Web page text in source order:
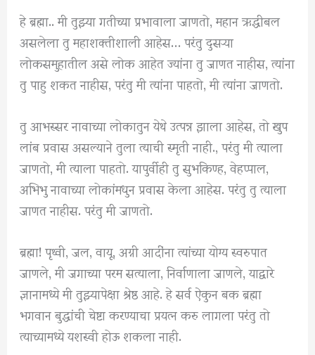
हे ब्रह्मा.. मी तुझ्या गतीच्या प्रभावाला जाणतो, महान ऋद्धीबल
असलेला तु महाशक्तीशाली आहेस… परंतु दुसऱ्या
लोकसमुहातील असे लोक आहेत ज्यांना तु जाणत नाहीस, त्यांना
तु पाहु शकत नाहीस, परंतु मी त्यांना पाहतो, मी त्यांना जाणतो.
तु आभस्सर नावाच्या लोकातुन येथे उत्पन्न झाला आहेस, तो खुप
लांब प्रवास असल्याने तुला त्याची स्मृती नाही., परंतु मी त्याला
जाणतो, मी त्याला पाहतो. यापुर्वीही तु सुभकिण्ह, वेहप्पाल,
अभिभु नावाच्या लोकांमधुन प्रवास केला आहेस. परंतु तु त्याला
जाणत नाहीस. परंतु मी जाणतो.
ब्रह्मा! पृथ्वी, जल, वायू, अग्नी आदींना त्यांच्या योग्य स्वरुपात
जाणले, मी जगाच्या परम सत्याला, निर्वाणाला जाणले, याद्वारे
ज्ञानामध्ये मी तुझ्यापेक्षा श्रेष्ठ आहे. हे सर्व ऐकुन बक ब्रह्मा
भगवान बुद्धांची चेष्टा करण्याचा प्रयत्न करु लागला परंतु तो
त्याच्यामध्ये यशस्वी होऊ शकला नाही.